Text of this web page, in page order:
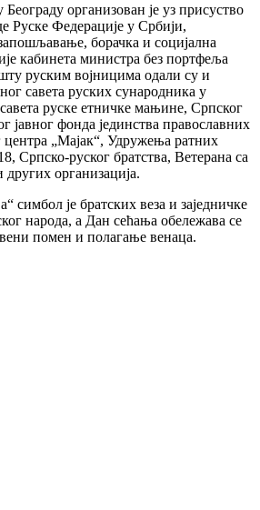
организован је уз присуство
Руске Федерације у Србији,
борачка и социјална
кабинета министра без портфеља
руским војницима одали су и
савета руских сународника у
руске етничке мањине, Српског
фонда јединства православних
центра „Мајак“, Удружења ратних
Српско-руског братства, Ветерана са
организација.
симбол је братских веза и заједничке
народа, а Дан сећања обележава се
помен и полагање венаца.